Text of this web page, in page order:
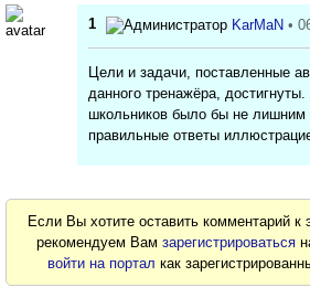
1 KarMaN •
Цели и задачи, поставленные
данного тренажёра,
школьников было бы не лишним
правильные ответы
Если Вы хотите оставить комментарий к
рекомендуем Вамзарегистрироваться
войти на портал как